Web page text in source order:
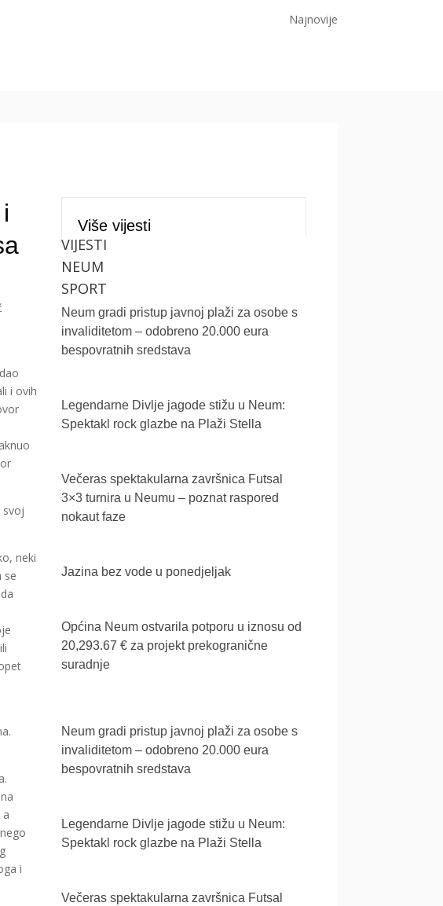
Najnovije
i ovih
svoj
neki
se
i
Više vijesti
VIJESTI
NEUM
SPORT
Neum gradi pristup javnoj plaži za osobe s
invaliditetom – odobreno 20.000 eura
bespovratnih sredstava
Legendarne Divlje jagode stižu u Neum:
Spektakl rock glazbe na Plaži Stella
Večeras spektakularna završnica Futsal
3×3 turnira u Neumu – poznat raspored
nokaut faze
Jazina bez vode u ponedjeljak
Općina Neum ostvarila potporu u iznosu od
20,293.67 € za projekt prekogranične
suradnje
Neum gradi pristup javnoj plaži za osobe s
invaliditetom – odobreno 20.000 eura
bespovratnih sredstava
Legendarne Divlje jagode stižu u Neum:
Spektakl rock glazbe na Plaži Stella
Večeras spektakularna završnica Futsal